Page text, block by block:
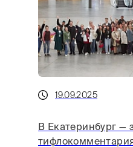
19.09.2025
В Екатеринбург —